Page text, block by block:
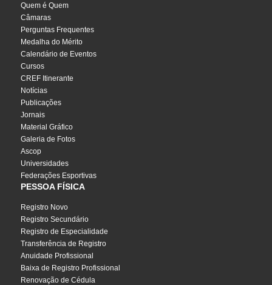
Quem é Quem
Câmaras
Perguntas Frequentes
Medalha do Mérito
Calendário de Eventos
Cursos
CREF Itinerante
Notícias
Publicações
Jornais
Material Gráfico
Galeria de Fotos
Ascop
Universidades
Federações Esportivas
PESSOA FÍSICA
Registro Novo
Registro Secundário
Registro de Especialidade
Transferência de Registro
Anuidade Profissional
Baixa de Registro Profissional
Renovação de Cédula